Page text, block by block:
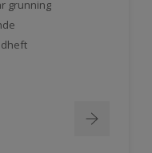
grunning